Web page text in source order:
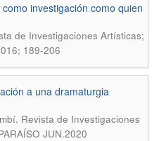
investigación como quien
de Investigaciones Artísticas;
189-206
a una dramaturgia
Revista de Investigaciones
JUN.2020